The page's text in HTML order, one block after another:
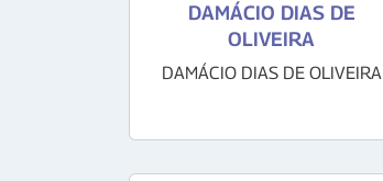
DAMÁCIO DIAS DE
OLIVEIRA
DAMÁCIO DIAS DE OLIVEIRA